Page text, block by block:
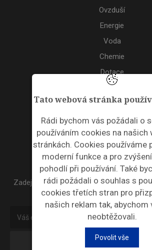
Tato webová stránka
Rádi bychom vás požádali o
používáním cookies na našich
stránkách. Cookies používáme
moderní funkce a pro
pohodlí při používání. Také
rádi požádali o souhlas s
cookies třetích stran pro
našich reklam tak, abychom
neobtěžovali.
Povolit vše
Ovzduší
Energie
Voda
Chemie
Dotace
Akce
ODPADNÍ PLASTY
NEWSLETTER
Zadejte váš email a my Vám budeme
informace, maximálně 1x
Odebírat